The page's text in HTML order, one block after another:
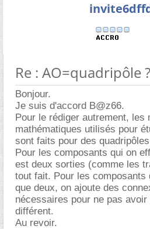
Re : AO=quadripôle ?
Bonjour.
Je suis d'accord B@z66.
Pour le rédiger autrement, les
mathématiques utilisés pour
sont faits pour des
Pour les composants qui on
est deux sorties (comme les
tout fait. Pour les composants
que deux, on ajoute des
nécessaires pour ne pas
différent.
Au revoir.